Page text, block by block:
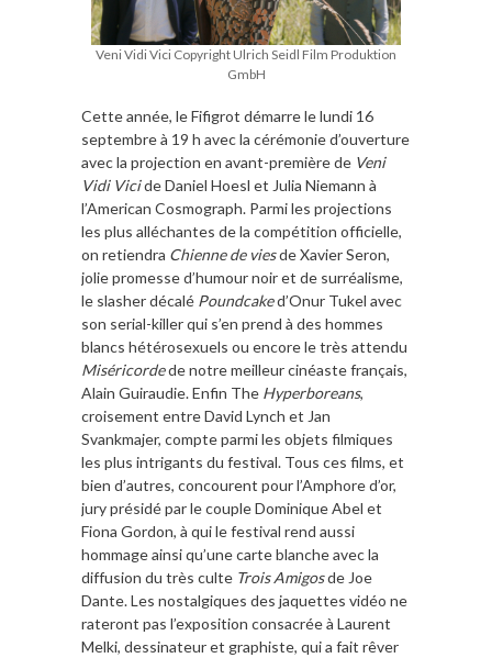
Veni Vidi Vici Copyright Ulrich Seidl Film Produktion
GmbH
Cette année, le Fifigrot démarre le lundi 16
septembre à 19 h avec la cérémonie d’ouverture
avec la projection en avant-première de Veni
Vidi Vicide Daniel Hoesl et Julia Niemann à
l’American Cosmograph. Parmi les projections
les plus alléchantes de la compétition officielle,
on retiendra Chienne de viesde Xavier Seron,
jolie promesse d’humour noir et de surréalisme,
le slasher décalé Poundcaked’Onur Tukel avec
son serial-killer qui s’en prend à des hommes
blancs hétérosexuels ou encore le très attendu
Miséricordede notre meilleur cinéaste français,
Alain Guiraudie. Enfin The Hyperboreans,
croisement entre David Lynch et Jan
Svankmajer, compte parmi les objets filmiques
les plus intrigants du festival. Tous ces films, et
bien d’autres, concourent pour l’Amphore d’or,
jury présidé par le couple Dominique Abel et
Fiona Gordon, à qui le festival rend aussi
hommage ainsi qu’une carte blanche avec la
diffusion du très culte Trois Amigosde Joe
Dante. Les nostalgiques des jaquettes vidéo ne
rateront pas l’exposition consacrée à Laurent
Melki, dessinateur et graphiste, qui a fait rêver